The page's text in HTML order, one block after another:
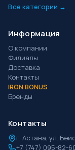
Все категории →
Информация
О компании
Филиалы
Доставка
Контакты
IRON BONUS
Бренды
Контакты
г. Астана, ул.
+7 (747) 095-82-